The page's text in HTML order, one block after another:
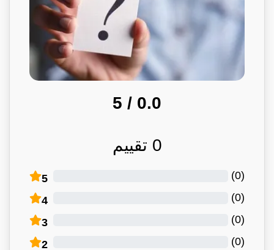
0.0
/ 5
0 تقييم
5 (
0
)
4 (
0
)
3 (
0
)
2 (
0
)